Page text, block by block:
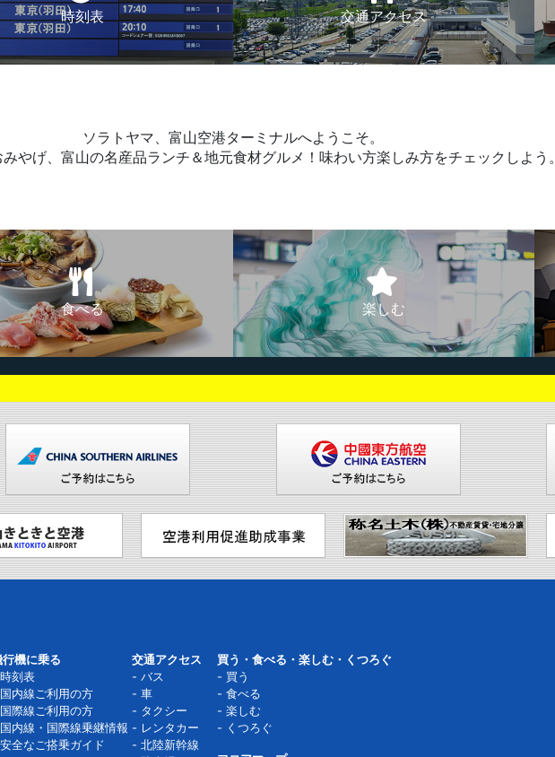
時刻表 交通アクセス
ソラトヤマ、富山空港ターミナルへようこそ。
やげ、富山の名産品ランチ＆地元食材グルメ！味わい方楽しみ方をチェックしよう。
食べる 楽しむ
行機に乗る
時刻表
国内線ご利用の方
国際線ご利用の方
国内線・国際線乗継情報
安全なご搭乗ガイド
交通アクセス
バス
車
タクシー
レンタカー
北陸新幹線
買う・食べる・楽しむ・くつろぐ
買う
食べる
楽しむ
くつろぐ